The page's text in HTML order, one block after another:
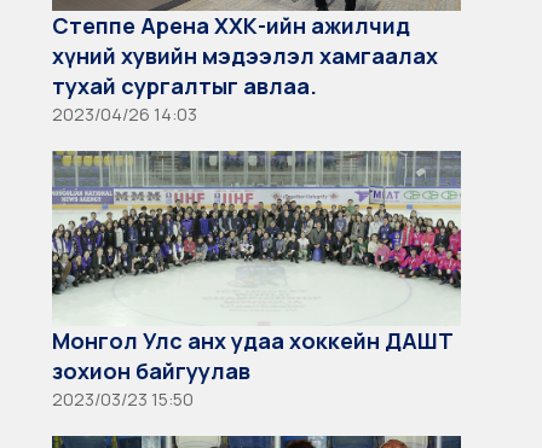
Степпе Арена ХХК-ийн ажилчид
хүний хувийн мэдээлэл хамгаалах
тухай сургалтыг авлаа.
2023/04/26 14:03
Монгол Улс анх удаа хоккейн ДАШТ
зохион байгуулав
2023/03/23 15:50